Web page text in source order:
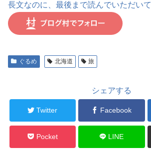
長文なのに、最後まで読んでいただいて
ぐるめ 北海道 旅
シェアする
Twitter Facebook
Pocket LINE